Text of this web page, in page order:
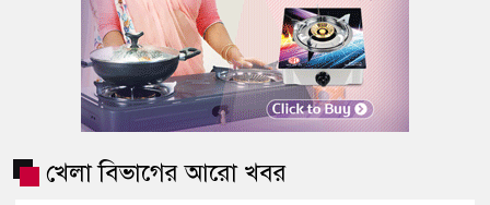
খেলা বিভাগের আরো খবর